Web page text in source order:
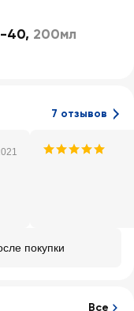
40, 200мл
7 отзывов
покупки
Все